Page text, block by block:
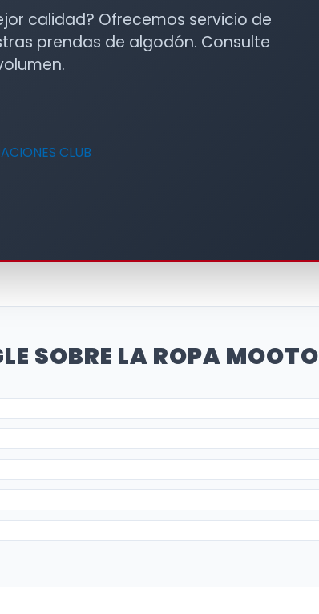
calidad? Ofrecemos servicio de
prendas de algodón. Consulte
CLUB
SOBRE LA ROPA MOOTO